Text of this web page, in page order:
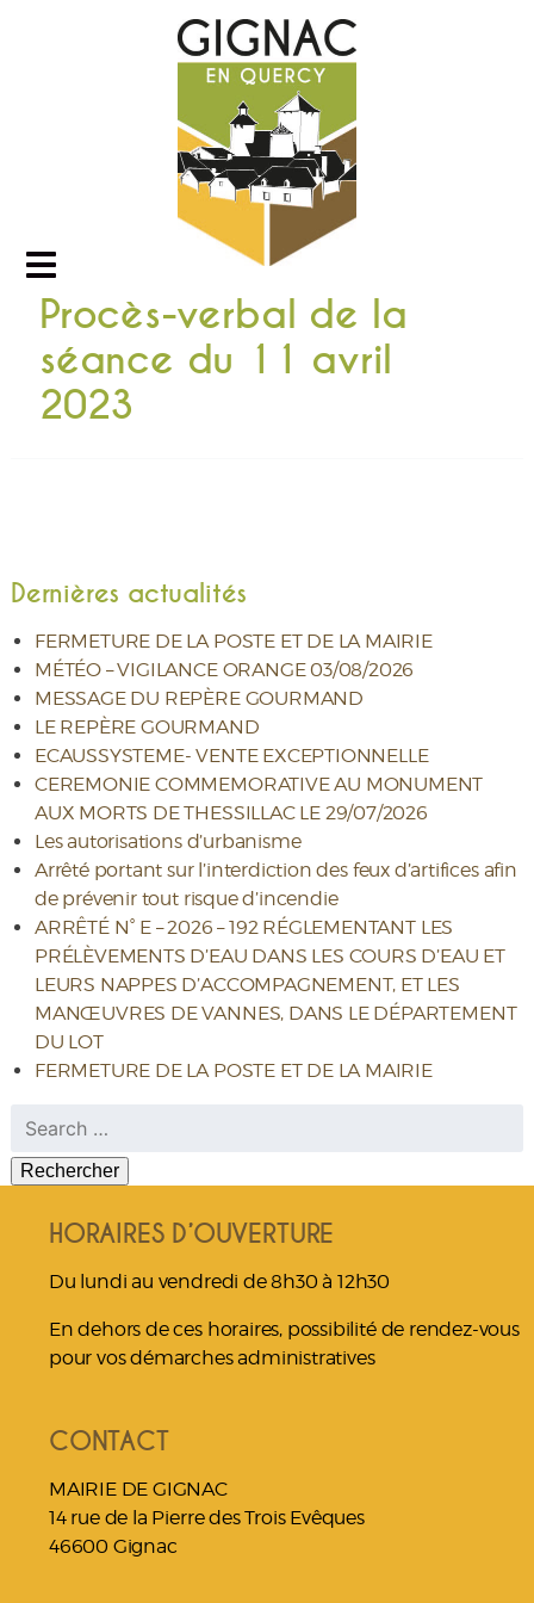
Procès-verbal de la
séance du 11 avril
2023
Dernières actualités
FERMETURE DE LA POSTE ET DE LA MAIRIE
MÉTÉO – VIGILANCE ORANGE 03/08/2026
MESSAGE DU REPÈRE GOURMAND
LE REPÈRE GOURMAND
ECAUSSYSTEME- VENTE EXCEPTIONNELLE
CEREMONIE COMMEMORATIVE AU MONUMENT
AUX MORTS DE THESSILLAC LE 29/07/2026
Les autorisations d’urbanisme
Arrêté portant sur l’interdiction des feux d’artifices afin
de prévenir tout risque d’incendie
ARRÊTÉ N° E – 2026 – 192 RÉGLEMENTANT LES
PRÉLÈVEMENTS D’EAU DANS LES COURS D’EAU ET
LEURS NAPPES D’ACCOMPAGNEMENT, ET LES
MANŒUVRES DE VANNES, DANS LE DÉPARTEMENT
DU LOT
FERMETURE DE LA POSTE ET DE LA MAIRIE
Rechercher :
HORAIRES D’OUVERTURE
Du lundi au vendredi de 8h30 à 12h30
En dehors de ces horaires, possibilité de rendez-vous
pour vos démarches administratives
CONTACT
MAIRIE DE GIGNAC
14 rue de la Pierre des Trois Evêques
46600 Gignac